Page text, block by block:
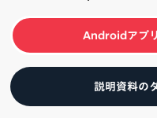
Androidアプ
説明資料の